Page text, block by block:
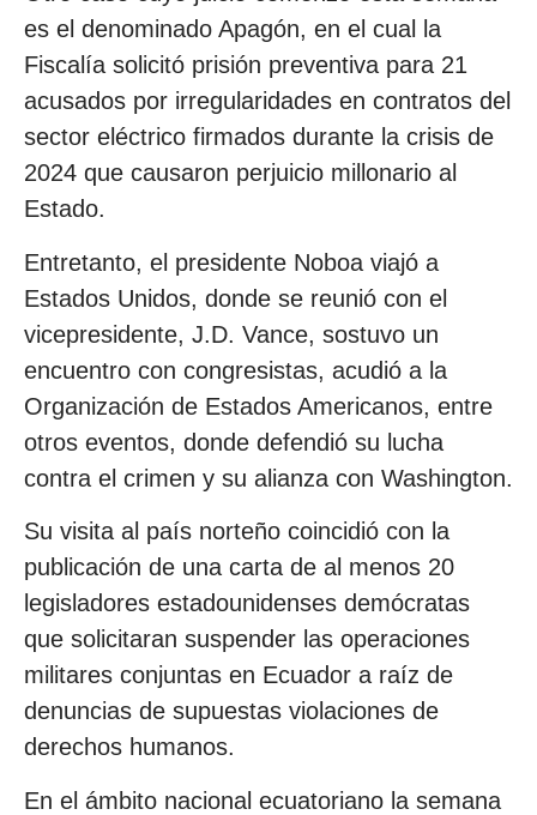
es el denominado Apagón, en el cual la
Fiscalía solicitó prisión preventiva para 21
acusados por irregularidades en contratos del
sector eléctrico firmados durante la crisis de
2024 que causaron perjuicio millonario al
Estado.
Entretanto, el presidente Noboa viajó a
Estados Unidos, donde se reunió con el
vicepresidente, J.D. Vance, sostuvo un
encuentro con congresistas, acudió a la
Organización de Estados Americanos, entre
otros eventos, donde defendió su lucha
contra el crimen y su alianza con Washington.
Su visita al país norteño coincidió con la
publicación de una carta de al menos 20
legisladores estadounidenses demócratas
que solicitaran suspender las operaciones
militares conjuntas en Ecuador a raíz de
denuncias de supuestas violaciones de
derechos humanos.
En el ámbito nacional ecuatoriano la semana